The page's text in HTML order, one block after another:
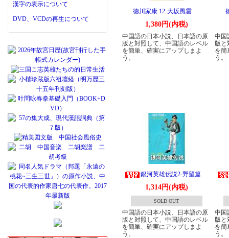
漢字の表示について
DVD、VCDの再生について
徳川家康 12-大坂風雲
1,380円(内税)
中国語の日本小説、日本語の原
版と対照して、中国語のレベル
を簡単、確実にアップしまよ
う。
中国
版と
を簡
う。
銀河英雄伝説2-野望篇
1,314円(内税)
SOLD OUT
中国語の日本小説、日本語の原
版と対照して、中国語のレベル
を簡単、確実にアップしまよ
う。
中国
版と
を簡
う。